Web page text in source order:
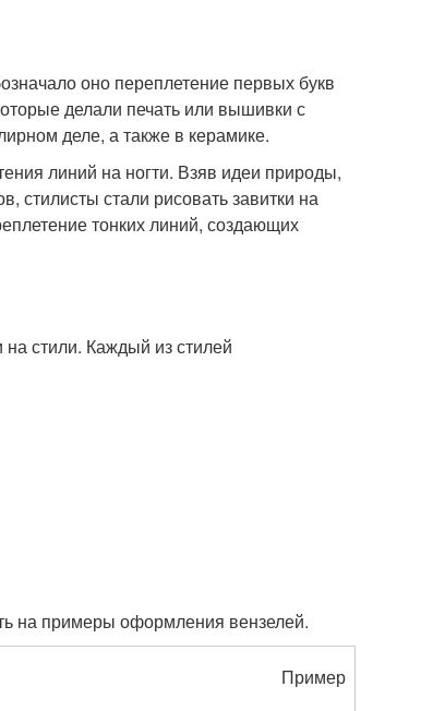
оно переплетение первых букв
делали печать или вышивки с
деле, а также в керамике.
линий на ногти. Взяв идеи природы,
стилисты стали рисовать завитки на
тонких линий, создающих
стили. Каждый из стилей
на примеры оформления вензелей.
Пример